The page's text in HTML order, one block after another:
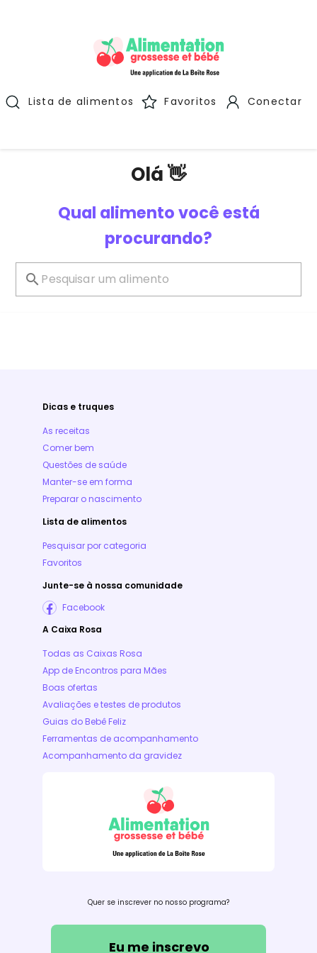
Lista de alimentos Favoritos Conectar
Olá 👋
Qual alimento você está
procurando?
Dicas e truques
As receitas
Comer bem
Questões de saúde
Manter-se em forma
Preparar o nascimento
Lista de alimentos
Pesquisar por categoria
Favoritos
Junte-se à nossa comunidade
Facebook
A Caixa Rosa
Todas as Caixas Rosa
App de Encontros para Mães
Boas ofertas
Avaliações e testes de produtos
Guias do Bebê Feliz
Ferramentas de acompanhamento
Acompanhamento da gravidez
Quer se inscrever no nosso programa?
Eu me inscrevo